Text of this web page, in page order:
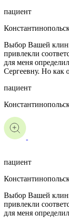
пациент
Выбор Вашей
привлекли
для меня
Сергеевну. Но как
пациент
пациент
Выбор Вашей
привлекли
для меня